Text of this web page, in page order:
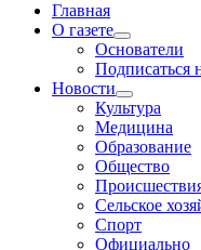
Главная
О газете
Основатели
Подписаться
Новости
Культура
Медицина
Образование
Общество
Сельское
Спорт
Официально